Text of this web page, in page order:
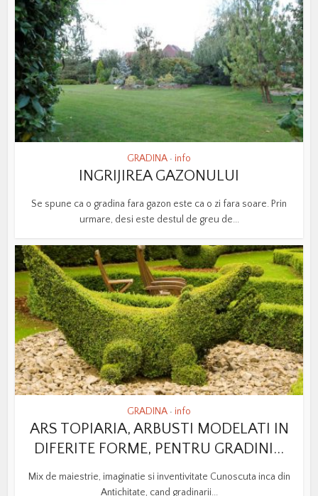
GRADINA • info
INGRIJIREA GAZONULUI
Se spune ca o gradina fara gazon este ca o zi fara soare. Prin
urmare, desi este destul de greu de...
GRADINA • info
ARS TOPIARIA, ARBUSTI MODELATI IN
DIFERITE FORME, PENTRU GRADINI...
Mix de maiestrie, imaginatie si inventivitate Cunoscuta inca din
Antichitate, cand gradinarii...